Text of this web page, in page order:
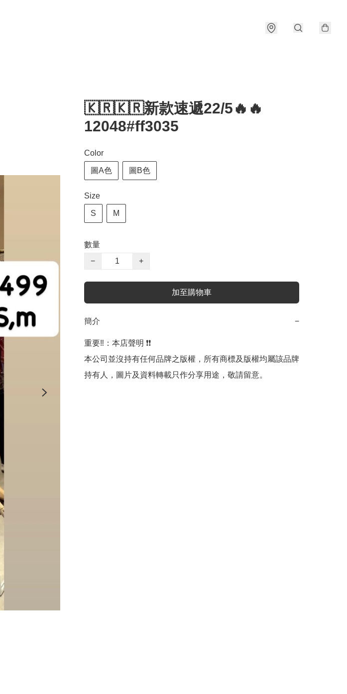
🇰🇷🇰🇷新款速遞22/5🔥🔥
12048#ff3035
Color
圖A色 圖B色
Size
S M
數量
−
+
加至購物車
簡介 −
重要‼️：本店聲明 ❗️❗️
本公司並沒持有任何品牌之版權，所有商標及版權均屬該品牌
持有人，圖片及資料轉載只作分享用途，敬請留意。